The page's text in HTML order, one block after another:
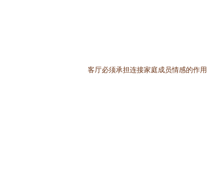
客厅必须承担连接家庭成员情感的作